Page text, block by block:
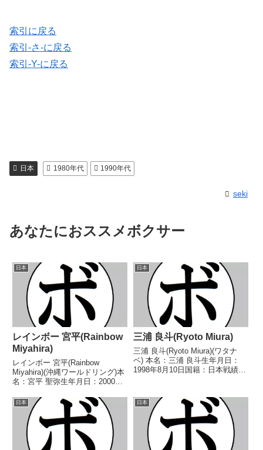
索引に戻る
索引-さ-に戻る
索引-Y-に戻る
日本 1980年代 1990年代
seki
あなたにおススメボクサー
日本
レインボー 宮平(Rainbow
Miyahira)
レインボー 宮平(Rainbow
Miyahira)(沖縄ワールドリング)本
名：宮平 聖弥生年月日：2000年
勝 【獲得タイトル】なし 【戦
歴】2023/01/22 ○4R判定 3-
0(39-36、38-3...
日本
三浦 良斗(Ryoto Miura)
三浦 良斗(Ryoto Miura)(ワタナ
ベ) 本名：三浦 良斗生年月日：
1998年8月10日国籍：日本戦績：
級新人王 【戦歴】2022/02/18
△4R判定 1-1...
日本 日本